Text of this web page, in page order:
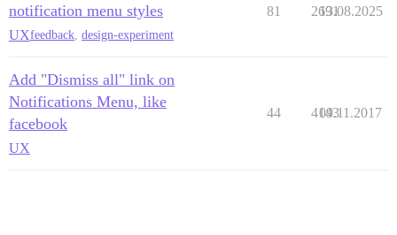
notification menu styles
UXfeedback, design-experiment
81 2691
13.08.2025
Add "Dismiss all" link on
Notifications Menu, like
facebook
UX
44 4143
09.11.2017